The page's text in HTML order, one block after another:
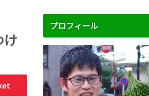
け
プロフィール